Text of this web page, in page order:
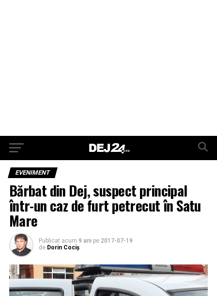
EVENIMENT
Bărbat din Dej, suspect principal
într-un caz de furt petrecut în Satu
Mare
Publicat acum 9 ani pe 2017-07-19
de Dorin Cociș